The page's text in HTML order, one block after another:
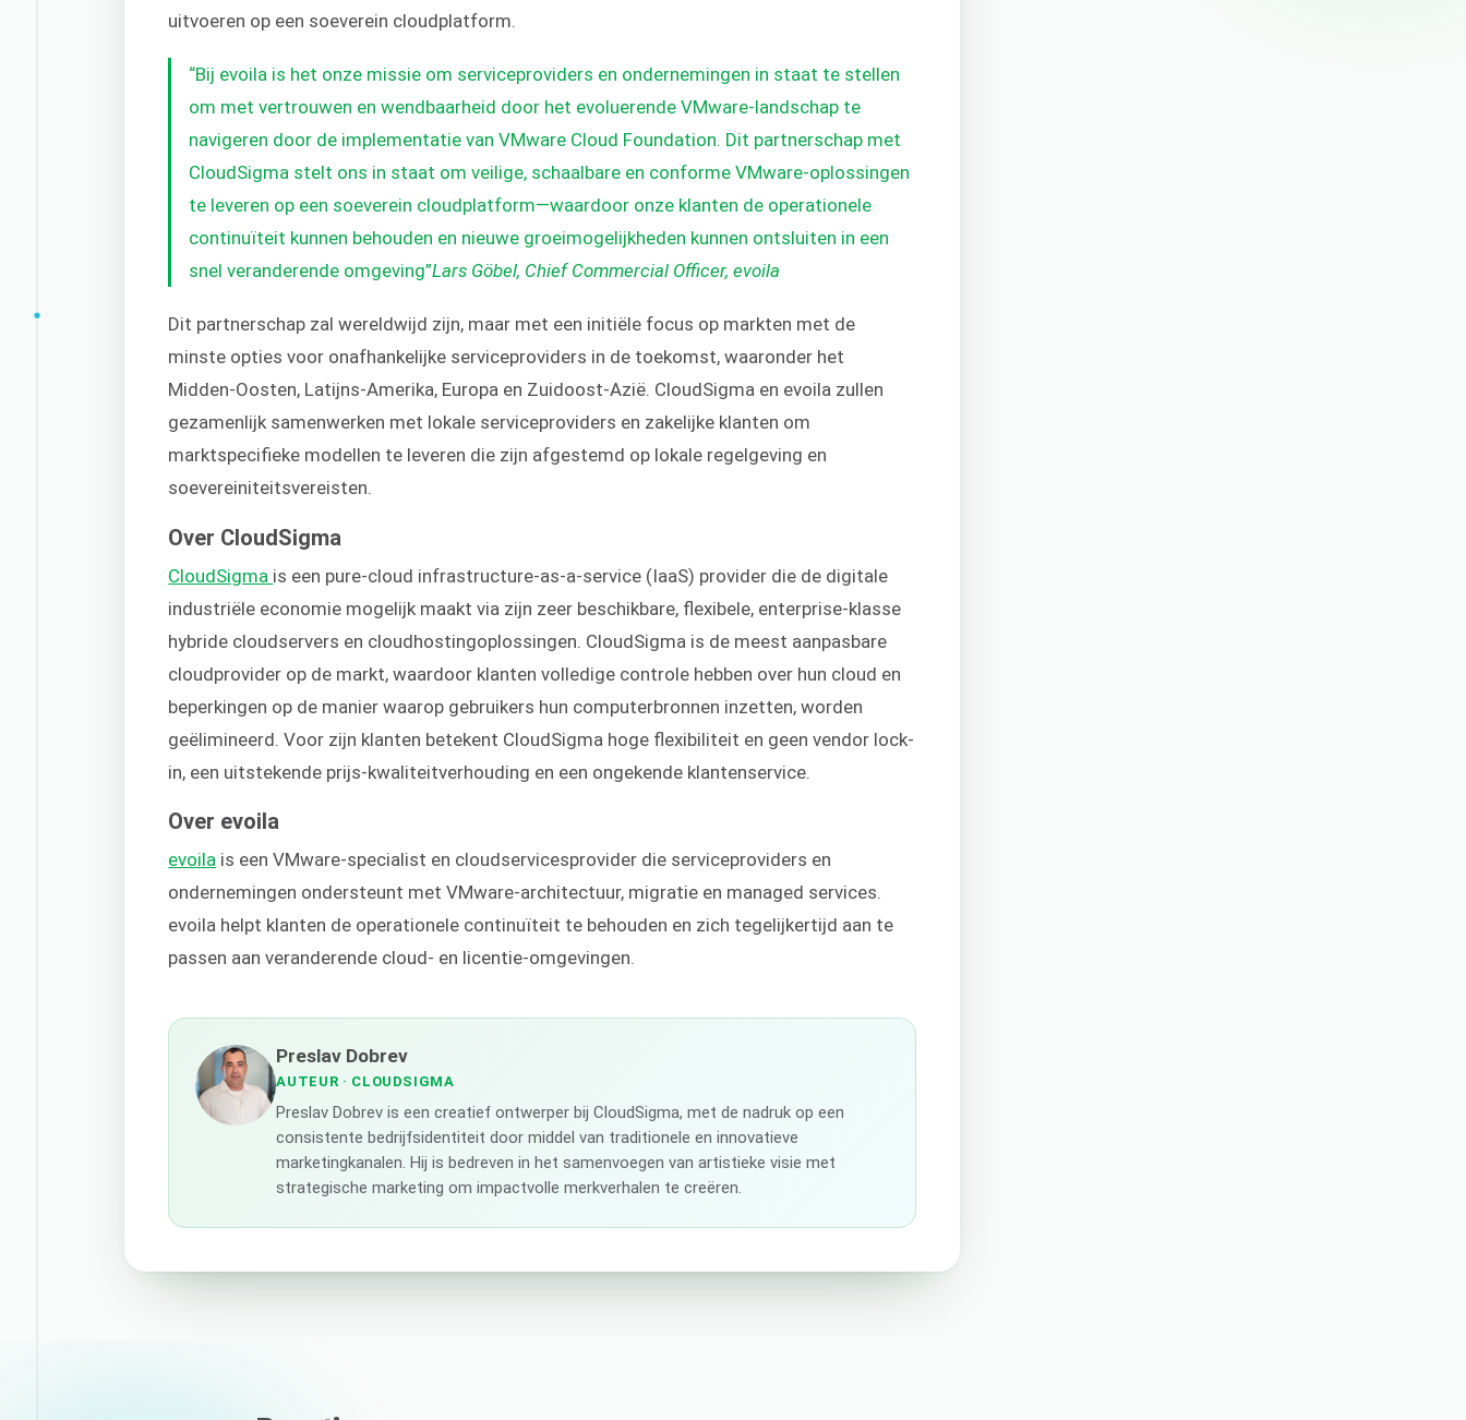
uitvoeren op een soeverein cloudplatform.
“Bij evoila is het onze missie om serviceproviders en ondernemingen in staat te stellen
om met vertrouwen en wendbaarheid door het evoluerende VMware-landschap te
navigeren door de implementatie van VMware Cloud Foundation. Dit partnerschap met
CloudSigma stelt ons in staat om veilige, schaalbare en conforme VMware-oplossingen
te leveren op een soeverein cloudplatform—waardoor onze klanten de operationele
continuïteit kunnen behouden en nieuwe groeimogelijkheden kunnen ontsluiten in een
snel veranderende omgeving”Lars Göbel, Chief Commercial Officer, evoila
Dit partnerschap zal wereldwijd zijn, maar met een initiële focus op markten met de
minste opties voor onafhankelijke serviceproviders in de toekomst, waaronder het
Midden-Oosten, Latijns-Amerika, Europa en Zuidoost-Azië. CloudSigma en evoila zullen
gezamenlijk samenwerken met lokale serviceproviders en zakelijke klanten om
marktspecifieke modellen te leveren die zijn afgestemd op lokale regelgeving en
soevereiniteitsvereisten.
Over CloudSigma
CloudSigma is een pure-cloud infrastructure-as-a-service (IaaS) provider die de digitale
industriële economie mogelijk maakt via zijn zeer beschikbare, flexibele, enterprise-klasse
hybride cloudservers en cloudhostingoplossingen. CloudSigma is de meest aanpasbare
cloudprovider op de markt, waardoor klanten volledige controle hebben over hun cloud en
beperkingen op de manier waarop gebruikers hun computerbronnen inzetten, worden
geëlimineerd. Voor zijn klanten betekent CloudSigma hoge flexibiliteit en geen vendor lock-
in, een uitstekende prijs-kwaliteitverhouding en een ongekende klantenservice.
Over evoila
evoila is een VMware-specialist en cloudservicesprovider die serviceproviders en
ondernemingen ondersteunt met VMware-architectuur, migratie en managed services.
evoila helpt klanten de operationele continuïteit te behouden en zich tegelijkertijd aan te
passen aan veranderende cloud- en licentie-omgevingen.
Preslav Dobrev
AUTEUR · CLOUDSIGMA
Preslav Dobrev is een creatief ontwerper bij CloudSigma, met de nadruk op een
consistente bedrijfsidentiteit door middel van traditionele en innovatieve
marketingkanalen. Hij is bedreven in het samenvoegen van artistieke visie met
strategische marketing om impactvolle merkverhalen te creëren.